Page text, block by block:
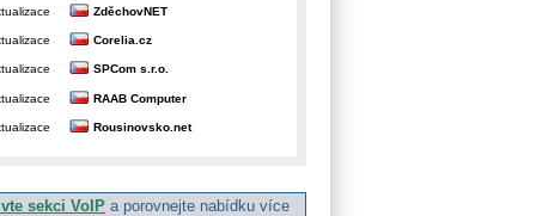
ZděchovNET
Corelia.cz
SPCom s.r.o.
RAAB Computer
Rousinovsko.net
sekci VoIP a porovnejte nabídku více